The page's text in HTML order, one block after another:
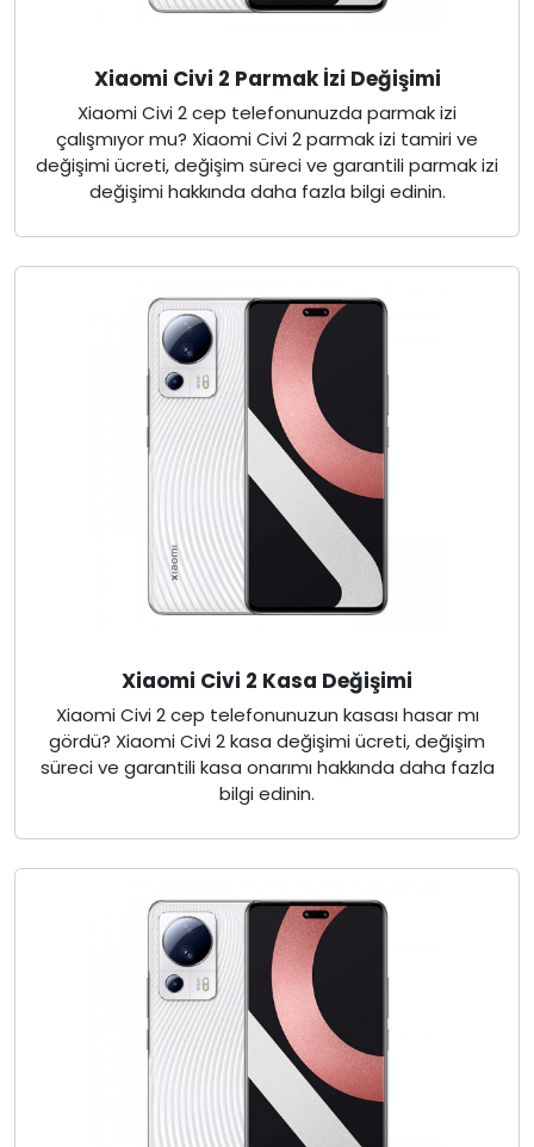
Xiaomi Civi 2 Parmak İzi Değişimi
Xiaomi Civi 2 cep telefonunuzda parmak izi
çalışmıyor mu? Xiaomi Civi 2 parmak izi tamiri ve
değişimi ücreti, değişim süreci ve garantili parmak izi
değişimi hakkında daha fazla bilgi edinin.
Xiaomi Civi 2 Kasa Değişimi
Xiaomi Civi 2 cep telefonunuzun kasası hasar mı
gördü? Xiaomi Civi 2 kasa değişimi ücreti, değişim
süreci ve garantili kasa onarımı hakkında daha fazla
bilgi edinin.